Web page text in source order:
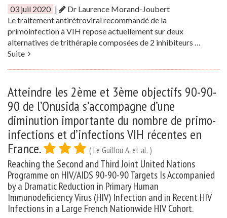
03 juil 2020 |
Dr Laurence Morand-Joubert
Le traitement antirétroviral recommandé de la
primoinfection à VIH repose actuellement sur deux
alternatives de trithérapie composées de 2 inhibiteurs …
Suite
Atteindre les 2ème et 3ème objectifs 90-90-
90 de l’Onusida s’accompagne d’une
diminution importante du nombre de primo-
infections et d’infections VIH récentes en
France.
( Le Guillou A. et al. )
Reaching the Second and Third Joint United Nations
Programme on HIV/AIDS 90-90-90 Targets Is Accompanied
by a Dramatic Reduction in Primary Human
Immunodeficiency Virus (HIV) Infection and in Recent HIV
Infections in a Large French Nationwide HIV Cohort.